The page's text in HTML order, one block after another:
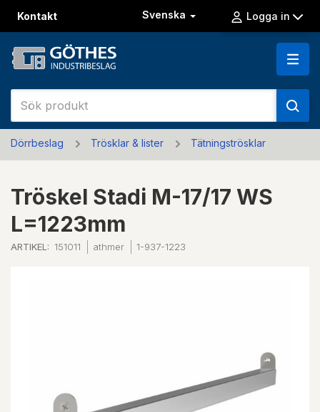
Kontakt Svenska Logga in
Dörrbeslag Trösklar & lister Tätningströsklar
Tröskel Stadi M-17/17 WS
L=1223mm
ARTIKEL: 151011 athmer 1-937-1223